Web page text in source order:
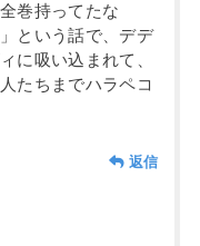
巻持ってたな
という話で、デデ
に吸い込まれて、
たちまでハラペコ
返信